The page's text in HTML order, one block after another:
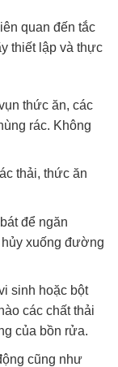
quan đến tắc
thiết lập và thực
thức ăn, các
rác. Không
thải, thức ăn
để ngăn
xuống đường
sinh hoặc bột
các chất thải
của bồn rửa.
cũng như